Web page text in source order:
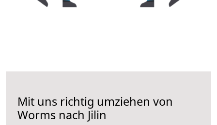
Mit uns richtig umziehen von
Worms nach Jilin